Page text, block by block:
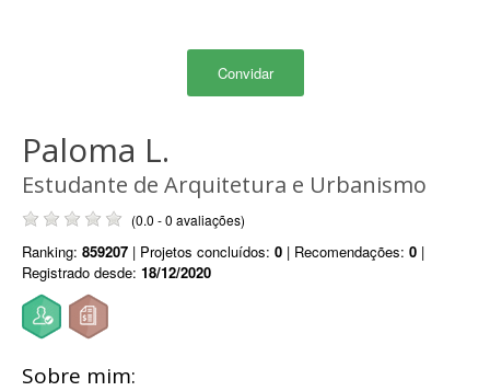
Convidar
Paloma L.
Estudante de Arquitetura e Urbanismo
(0.0 - 0 avaliações)
Ranking: 859207 | Projetos concluídos: 0 | Recomendações: 0 |
Registrado desde: 18/12/2020
Sobre mim: